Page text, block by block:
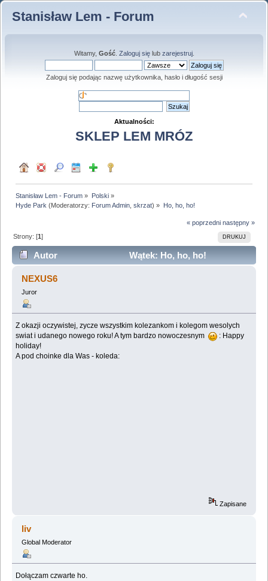
Stanisław Lem - Forum
Witamy, Gość. Zaloguj sięlub zarejestruj.
Zaloguj się podając nazwę użytkownika, hasło i długość sesji
Aktualności:
SKLEP LEM MRÓZ
Stanisław Lem - Forum » Polski»
Hyde Park (Moderatorzy: Forum Admin ,skrzat) » Ho, ho, ho!
« poprzedni następny »
DRUKUJ
Strony: [1]
Autor
Wątek: Ho, ho, ho!
(Przeczytany 28242 razy)
NEXUS6
Juror
Z okazji oczywistej, zycze wszystkim kolezankom i kolegom wesolych
swiat i udanego nowego roku! A tym bardzo nowoczesnym
: Happy
holiday!
A pod choinke dla Was - koleda:
Zapisane
liv
Global Moderator
Dołączam czwarte ho.